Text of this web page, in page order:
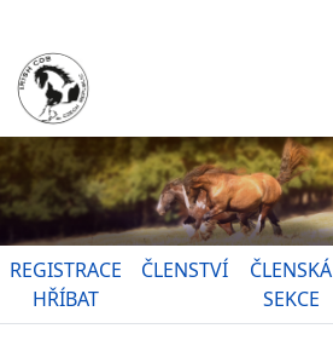
REGISTRACE
HŘÍBAT
ČLENSTVÍ
ČLENSKÁ
SEKCE